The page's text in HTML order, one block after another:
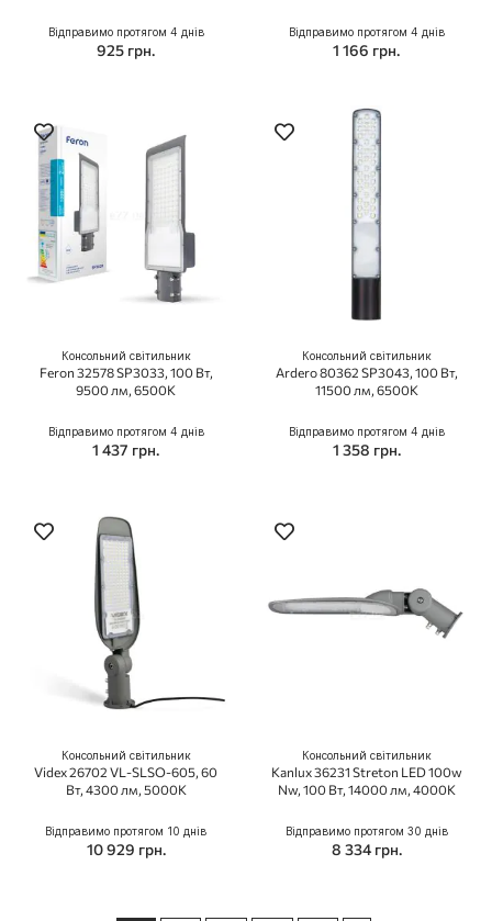
Відправимо протягом 4 днів
925 грн.
Відправимо протягом 4 днів
1 166 грн.
Консольний світильник
Feron 32578 SP3033, 100 Вт,
9500 лм, 6500K
Відправимо протягом 4 днів
1 437 грн.
Консольний світильник
Ardero 80362 SP3043, 100 Вт,
11500 лм, 6500K
Відправимо протягом 4 днів
1 358 грн.
Консольний світильник
Videx 26702 VL-SLSO-605, 60
Вт, 4300 лм, 5000K
Відправимо протягом 10 днів
10 929 грн.
Консольний світильник
Kanlux 36231 Streton LED 100w
Nw, 100 Вт, 14000 лм, 4000К
Відправимо протягом 30 днів
8 334 грн.